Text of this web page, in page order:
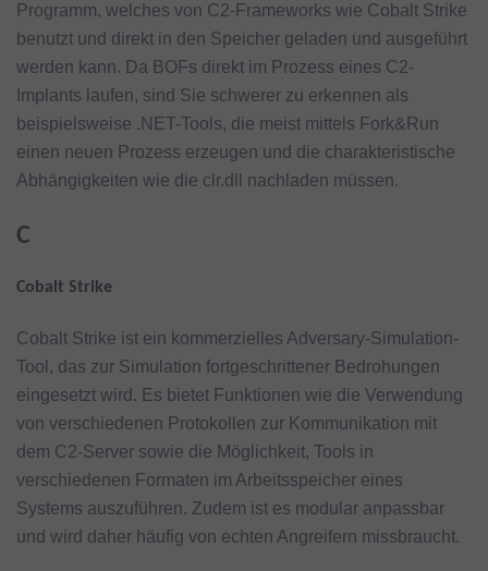
Programm, welches von C2-Frameworks wie Cobalt Strike
benutzt und direkt in den Speicher geladen und ausgeführt
werden kann. Da BOFs direkt im Prozess eines C2-
Implants laufen, sind Sie schwerer zu erkennen als
beispielsweise .NET-Tools, die meist mittels Fork&Run
einen neuen Prozess erzeugen und die charakteristische
Abhängigkeiten wie die clr.dll nachladen müssen.
C
Cobalt Strike
Cobalt Strike ist ein kommerzielles Adversary-Simulation-
Tool, das zur Simulation fortgeschrittener Bedrohungen
eingesetzt wird. Es bietet Funktionen wie die Verwendung
von verschiedenen Protokollen zur Kommunikation mit
dem C2-Server sowie die Möglichkeit, Tools in
verschiedenen Formaten im Arbeitsspeicher eines
Systems auszuführen. Zudem ist es modular anpassbar
und wird daher häufig von echten Angreifern missbraucht.